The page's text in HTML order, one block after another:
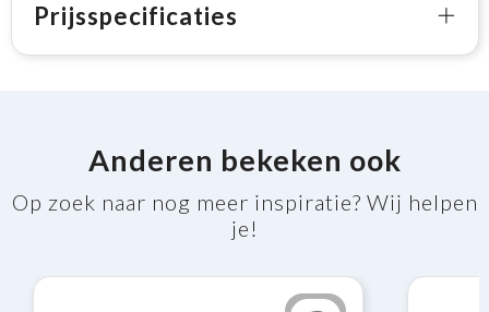
Prijsspecificaties
Anderen bekeken ook
Op zoek naar nog meer inspiratie? Wij helpen
je!